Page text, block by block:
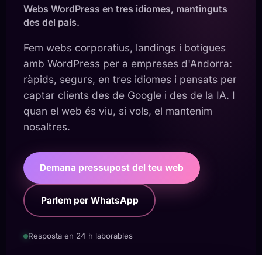
Webs WordPress en tres idiomes, mantinguts
des del país.
Fem webs corporatius, landings i botigues
amb WordPress per a empreses d'Andorra:
ràpids, segurs, en tres idiomes i pensats per
captar clients des de Google i des de la IA. I
quan el web és viu, si vols, el mantenim
nosaltres.
Demana pressupost del teu web
Parlem per WhatsApp
Resposta en 24 h laborables